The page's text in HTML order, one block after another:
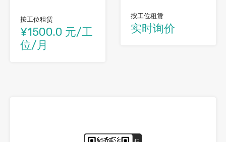
按工位租赁
¥1500.0 元/工
位/月
按工位租赁
实时询价